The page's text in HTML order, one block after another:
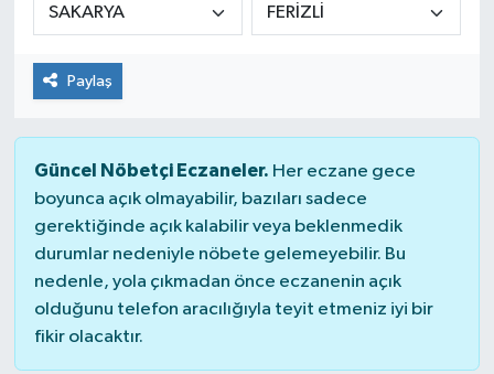
Paylaş
Güncel Nöbetçi Eczaneler. Her eczane gece
boyunca açık olmayabilir, bazıları sadece
gerektiğinde açık kalabilir veya beklenmedik
durumlar nedeniyle nöbete gelemeyebilir. Bu
nedenle, yola çıkmadan önce eczanenin açık
olduğunu telefon aracılığıyla teyit etmeniz iyi bir
fikir olacaktır.